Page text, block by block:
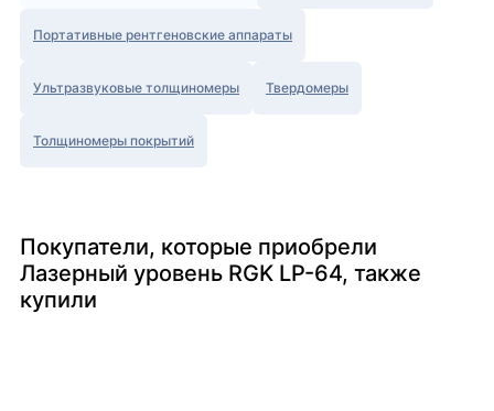
Портативные рентгеновские аппараты
Ультразвуковые толщиномеры Твердомеры
Толщиномеры покрытий
Покупатели, которые приобрели
Лазерный уровень RGK LP-64, также
купили